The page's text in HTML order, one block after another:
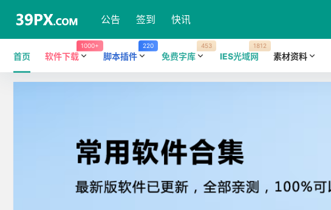
公告 签到 快讯
首页 软件下载
1000+
脚本插件
220
免费字库
453
IES光域网
1812
素材资料